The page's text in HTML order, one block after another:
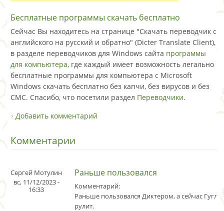
Бесплатные программы скачать бесплатно
Сейчас Вы находитесь на странице "Скачать переводчик с
английского на русский и обратно" (Dicter Translate Client),
в разделе переводчиков для Windows сайта программы
для компьютера, где каждый имеет возможность легально
бесплатные программы для компьютера с Microsoft
Windows скачать бесплатно без капчи, без вирусов и без
СМС. Спасибо, что посетили раздел Переводчики.
Добавить комментарий
Комментарии
Сергей Мотулин
вс, 11/12/2023 -
16:33
Раньше пользовался
Комментарий:
Раньше пользовался Диктером, а сейчас Гугл
рулит.